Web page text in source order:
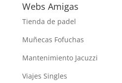
Webs Amigas
Tienda de padel
Muñecas Fofuchas
Mantenimiento Jacuzzi
Viajes Singles